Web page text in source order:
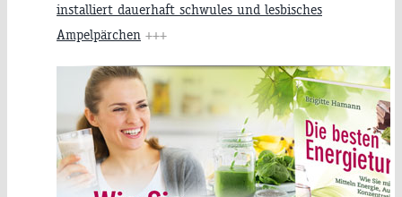
installiert dauerhaft schwules und lesbisches
Ampelpärchen +++